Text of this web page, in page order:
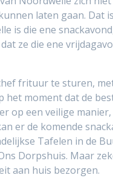
laten gaan.
is die ene
ze die ene
frituur te sturen,
het moment dat de
op een veilige
er de komende
Tafelen in de
Dorpshuis. Maar
aan huis bezorgen.